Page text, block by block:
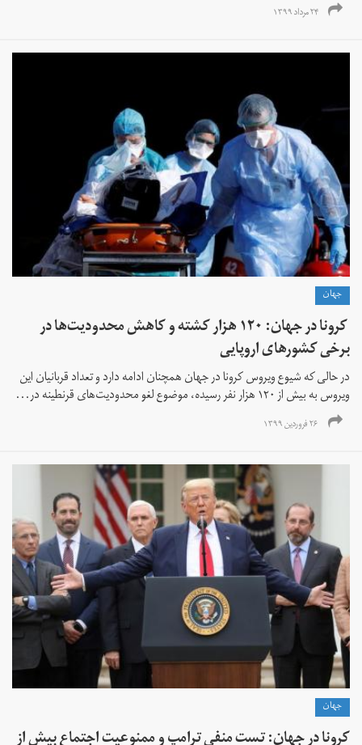
۲۴ مرداد ۱۳۹۹
جهان
کرونا در جهان: ۱۲۰ هزار کشته و کاهش محدودیت‌ها در
برخی کشورهای اروپایی
در حالی که شیوع ویروس کرونا در جهان همچنان ادامه دارد و تعداد قربانیان این
ویروس به بیش از ۱۲۰ هزار نفر رسیده، موضوع لغو محدودیت‌های قرنطینه در...
۲۶ فروردین ۱۳۹۹
جهان